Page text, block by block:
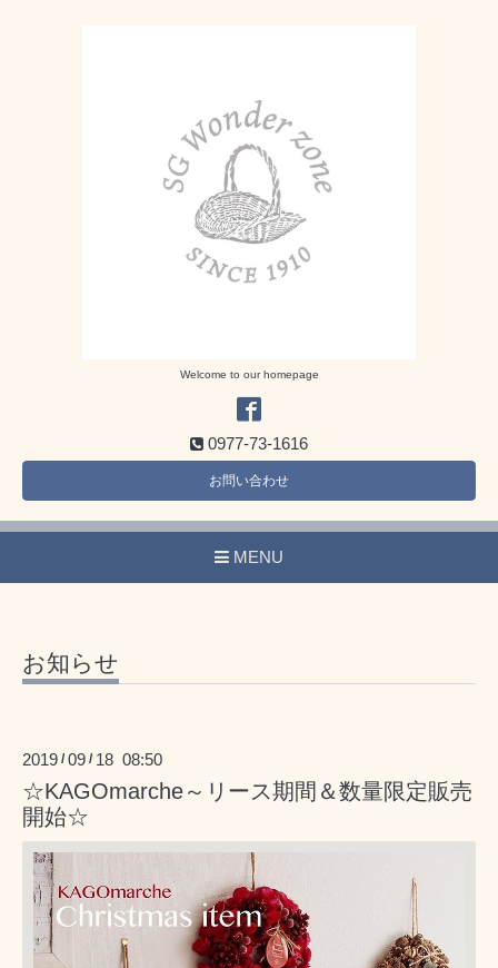
Welcome to our homepage
0977-73-1616
お問い合わせ
MENU
お知らせ
2019 /09 / 18 08:50
☆KAGOmarche～リース期間＆数量限定販売
開始☆